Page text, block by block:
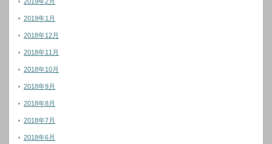
2019年1月
2018年12月
2018年11月
2018年10月
2018年9月
2018年8月
2018年7月
2018年6月